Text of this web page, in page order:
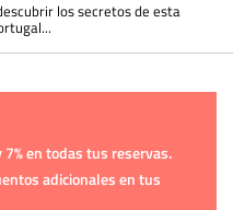
los secretos de esta
en todas tus reservas.
adicionales en tus